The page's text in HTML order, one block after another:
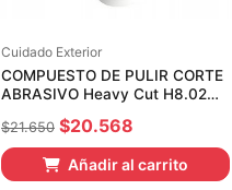
Cuidado Exterior
COMPUESTO DE PULIR CORTE
ABRASIVO Heavy Cut H8.02
$21.650 El
precio
original
$20.568
precio
actual
Añadir al carrito